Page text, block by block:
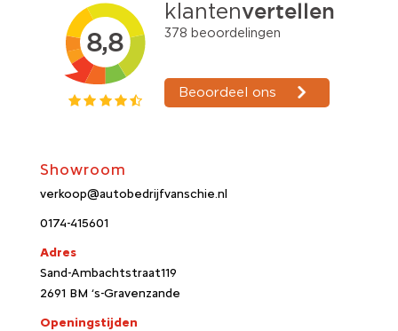
Showroom
verkoop@autobedrijfvanschie.nl
0174-415601
Adres
Sand-Ambachtstraat119
2691 BM ‘s-Gravenzande
Openingstijden